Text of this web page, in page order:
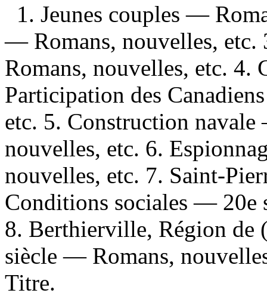
1. Jeunes couples —
— Romans, nouvelles,
Romans, nouvelles, etc.
Participation des
etc. 5. Construction
nouvelles, etc. 6.
nouvelles, etc. 7. Saint-
Conditions sociales — 20e
8. Berthierville, Région
siècle — Romans,
Titre.